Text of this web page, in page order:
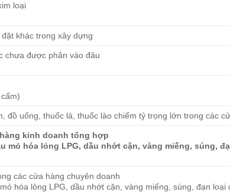
loại
khác trong xây dựng
chưa được phân vào đâu
đồ uống, thuốc lá, thuốc lào chiếm tỷ trọng lớn trong các
kinh doanh tổng hợp
mỏ hóa lỏng LPG, dầu nhớt cặn, vàng miếng, súng,
các cửa hàng chuyên doanh
hóa lỏng LPG, dầu nhớt cặn, vàng miếng, súng, đạn loại